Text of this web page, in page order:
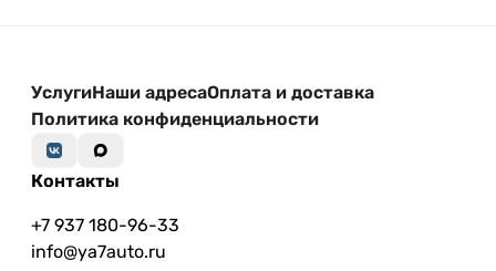
УслугиНаши адресаОплата и доставка
Политика конфиденциальности
Контакты
+7 937 180-96-33
info@ya7auto.ru